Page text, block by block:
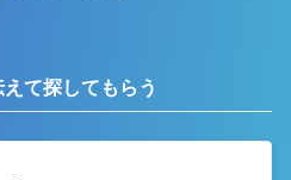
て探してもらう